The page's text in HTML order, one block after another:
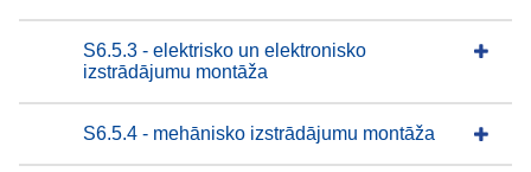
S6.5.3 - elektrisko un elektronisko
izstrādājumu montāža
S6.5.4 - mehānisko izstrādājumu montāža